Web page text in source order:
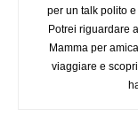
per un talk polito
Potrei riguardare
Mamma per
viaggiare e